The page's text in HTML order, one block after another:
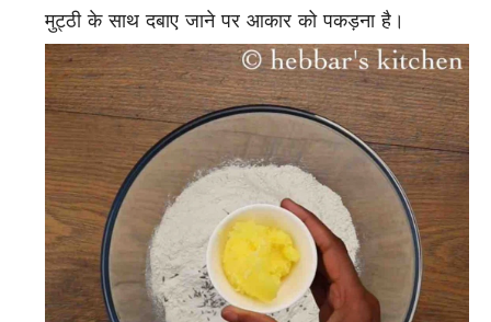
मुट्ठी के साथ दबाए जाने पर आकार को पकड़ना है।